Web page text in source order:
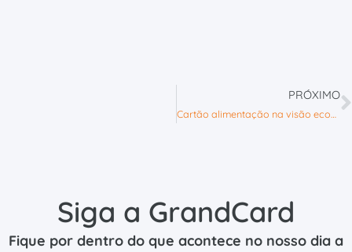
PRÓXIMO
Cartão alimentação na visão econômica da empresa: como otimizar o caixa
Siga a GrandCard
Fique por dentro do que acontece no nosso dia a